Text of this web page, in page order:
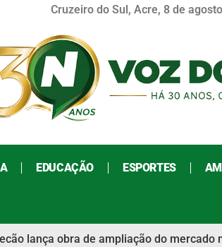
Cruzeiro do Sul, Acre, 8 de
EDUCAÇÃO ESPORTES
lança obra de ampliação do mercado